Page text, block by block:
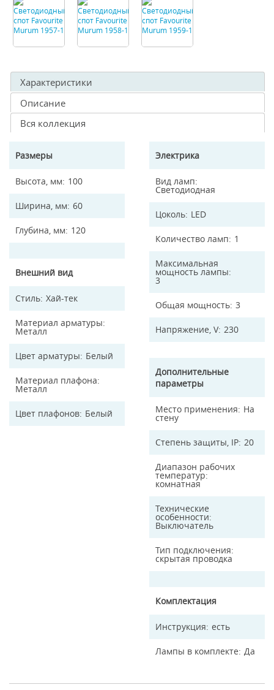
Характеристики
Описание
Вся коллекция
Размеры
Высота, мм 100
Ширина, мм 60
Глубина, мм 120
Внешний вид
Стиль Хай-тек
Материал арматуры
Металл
Цвет арматуры Белый
Материал плафона
Металл
Цвет плафонов Белый
Электрика
Вид ламп
Светодиодная
Цоколь LED
Количество ламп 1
Максимальная
мощность лампы
3
Общая мощность 3
Напряжение, V 230
Дополнительные
параметры
Место применения На
стену
Степень защиты, IP 20
Диапазон рабочих
температур
комнатная
Технические
особенности
Выключатель
Тип подключения
скрытая проводка
Комплектация
Инструкция есть
Лампы в комплекте Да